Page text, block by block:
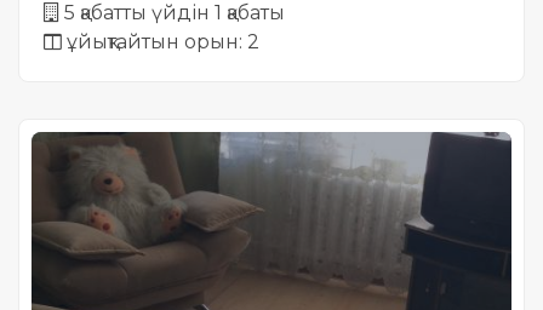
5 қабатты үйдін 1 қабаты
ұйықтайтын орын: 2